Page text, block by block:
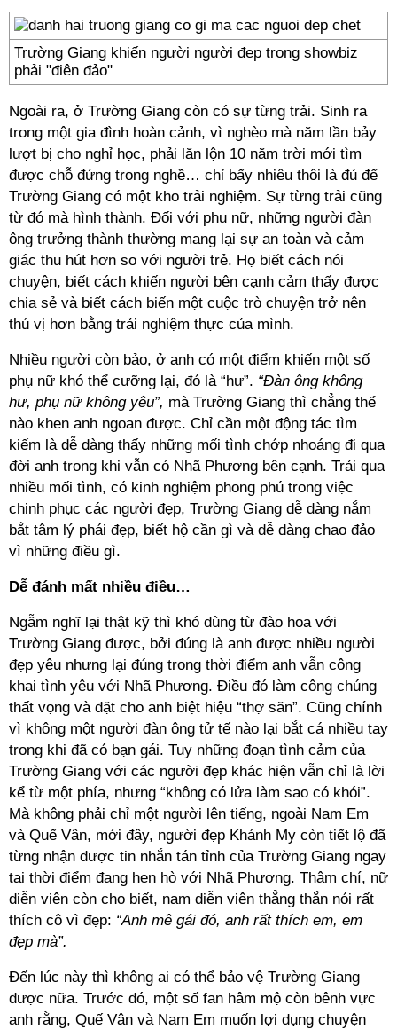
Trường Giang khiến người người đẹp trong showbiz
phải "điên đảo"
Ngoài ra, ở Trường Giang còn có sự từng trải. Sinh ra
trong một gia đình hoàn cảnh, vì nghèo mà năm lần bảy
lượt bị cho nghỉ học, phải lăn lộn 10 năm trời mới tìm
được chỗ đứng trong nghề… chỉ bấy nhiêu thôi là đủ để
Trường Giang có một kho trải nghiệm. Sự từng trải cũng
từ đó mà hình thành. Đối với phụ nữ, những người đàn
ông trưởng thành thường mang lại sự an toàn và cảm
giác thu hút hơn so với người trẻ. Họ biết cách nói
chuyện, biết cách khiến người bên cạnh cảm thấy được
chia sẻ và biết cách biến một cuộc trò chuyện trở nên
thú vị hơn bằng trải nghiệm thực của mình.
Nhiều người còn bảo, ở anh có một điểm khiến một số
phụ nữ khó thể cưỡng lại, đó là “hư”. “Đàn ông không
hư, phụ nữ không yêu”, mà Trường Giang thì chẳng thể
nào khen anh ngoan được. Chỉ cần một động tác tìm
kiếm là dễ dàng thấy những mối tình chớp nhoáng đi qua
đời anh trong khi vẫn có Nhã Phương bên cạnh. Trải qua
nhiều mối tình, có kinh nghiệm phong phú trong việc
chinh phục các người đẹp, Trường Giang dễ dàng nắm
bắt tâm lý phái đẹp, biết hộ cần gì và dễ dàng chao đảo
vì những điều gì.
Dễ đánh mất nhiều điều…
Ngẫm nghĩ lại thật kỹ thì khó dùng từ đào hoa với
Trường Giang được, bởi đúng là anh được nhiều người
đẹp yêu nhưng lại đúng trong thời điểm anh vẫn công
khai tình yêu với Nhã Phương. Điều đó làm công chúng
thất vọng và đặt cho anh biệt hiệu “thợ săn”. Cũng chính
vì không một người đàn ông tử tế nào lại bắt cá nhiều tay
trong khi đã có bạn gái. Tuy những đoạn tình cảm của
Trường Giang với các người đẹp khác hiện vẫn chỉ là lời
kể từ một phía, nhưng “không có lửa làm sao có khói”.
Mà không phải chỉ một người lên tiếng, ngoài Nam Em
và Quế Vân, mới đây, người đẹp Khánh My còn tiết lộ đã
từng nhận được tin nhắn tán tỉnh của Trường Giang ngay
tại thời điểm đang hẹn hò với Nhã Phương. Thậm chí, nữ
diễn viên còn cho biết, nam diễn viên thẳng thắn nói rất
thích cô vì đẹp: “Anh mê gái đó, anh rất thích em, em
đẹp mà”.
Đến lúc này thì không ai có thể bảo vệ Trường Giang
được nữa. Trước đó, một số fan hâm mộ còn bênh vực
anh rằng, Quế Vân và Nam Em muốn lợi dụng chuyện